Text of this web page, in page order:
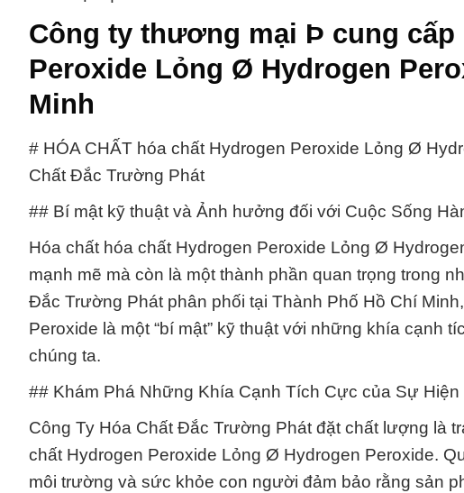
Công ty thương mại Þ cung cấp
Peroxide Lỏng Ø Hydrogen
Minh
# HÓA CHẤT hóa chất Hydrogen Peroxide Lỏng Ø
Chất Đắc Trường Phát
## Bí mật kỹ thuật và Ảnh hưởng đối với Cuộc Sống
Hóa chất hóa chất Hydrogen Peroxide Lỏng Ø
mạnh mẽ mà còn là một thành phần quan trọng trong
Đắc Trường Phát phân phối tại Thành Phố Hồ Chí
Peroxide là một “bí mật” kỹ thuật với những khía cạnh
chúng ta.
## Khám Phá Những Khía Cạnh Tích Cực của Sự
Công Ty Hóa Chất Đắc Trường Phát đặt chất lượng là
chất Hydrogen Peroxide Lỏng Ø Hydrogen Peroxide.
môi trường và sức khỏe con người đảm bảo rằng sản